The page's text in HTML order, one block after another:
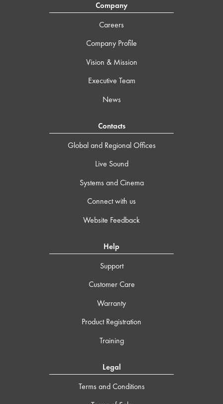
Company
Careers
Company Profile
Vision & Mission
Executive Team
News
Contacts
Global and Regional Offices
Live Sound
Systems and Cinema
Connect with us
Website Feedback
Help
Support
Customer Care
Warranty
Product Registration
Training
Legal
Terms and Conditions